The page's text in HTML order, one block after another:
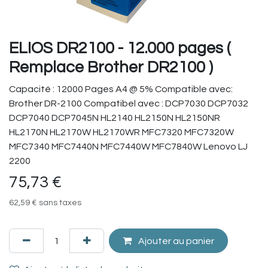
ELIOS DR2100 - 12.000 pages (
Remplace Brother DR2100 )
Capacité : 12000 Pages A4 @ 5% Compatible avec:
Brother DR-2100 Compatibel avec : DCP7030 DCP7032
DCP7040 DCP7045N HL2140 HL2150N HL2150NR
HL2170N HL2170W HL2170WR MFC7320 MFC7320W
MFC7340 MFC7440N MFC7440W MFC7840W Lenovo LJ
2200
75,73 €
62,59 € sans taxes
Ajouter au panier